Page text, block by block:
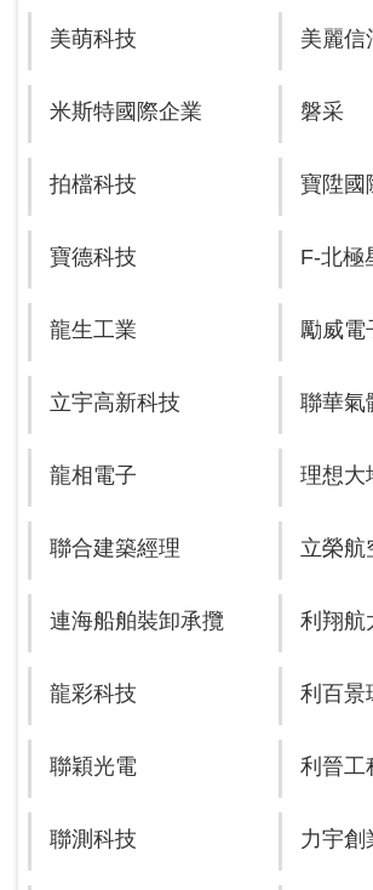
美萌科技 美麗信
米斯特國際企業 磐采
拍檔科技 寶陞國
寶德科技 F-北極
龍生工業 勵威電
立宇高新科技 聯華氣
龍相電子 理想大
聯合建築經理 立榮航
連海船舶裝卸承攬 利翔航
龍彩科技 利百景
聯穎光電 利晉工
聯測科技 力宇創